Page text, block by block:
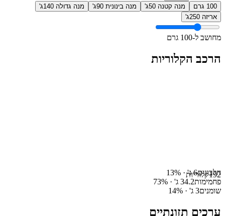
100 גרם מנה קטנה 50ג' מנה בינונית 90ג'
מנה גדולה 140ג'
אריזה 250ג'
מחושב ל-100 גרם
הרכב הקלוריות
192קלוריותחלבונים6ג' · 13%
פחמימות34.2 ג' · 73%
שומנים3 ג' · 14%
ערכים תזונתיים